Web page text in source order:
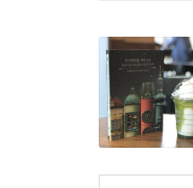
작가가 쓴 책의
것까지 폭로
애인 때문에
없었던 것이다.
한편 저자는
운명을 갖는다.
다른 의미와 가